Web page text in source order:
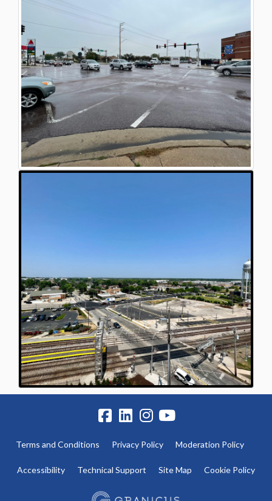
Terms and Conditions Privacy Policy Moderation Policy
Accessibility Technical Support Site Map Cookie Policy